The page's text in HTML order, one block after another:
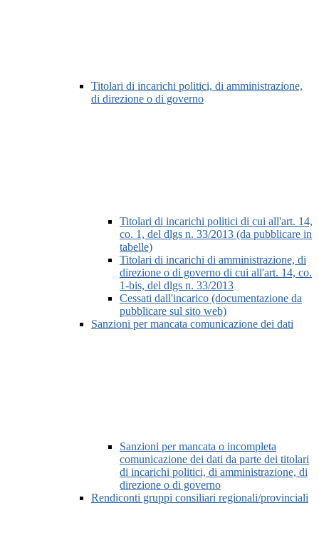
Titolari di incarichi politici, di amministrazione,
di direzione o di governo
Titolari di incarichi politici di cui all'art. 14,
co. 1, del dlgs n. 33/2013 (da pubblicare in
tabelle)
Titolari di incarichi di amministrazione, di
direzione o di governo di cui all'art. 14, co.
1-bis, del dlgs n. 33/2013
Cessati dall'incarico (documentazione da
pubblicare sul sito web)
Sanzioni per mancata comunicazione dei dati
Sanzioni per mancata o incompleta
comunicazione dei dati da parte dei titolari
di incarichi politici, di amministrazione, di
direzione o di governo
Rendiconti gruppi consiliari regionali/provinciali